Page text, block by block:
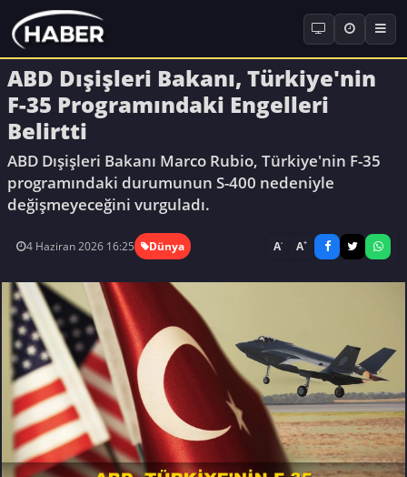
ABD Dışişleri Bakanı, Türkiye'nin
F-35 Programındaki Engelleri
Belirtti
ABD Dışişleri Bakanı Marco Rubio, Türkiye'nin F-35
programındaki durumunun S-400 nedeniyle
değişmeyeceğini vurguladı.
4 Haziran 2026 16:25 Dünya A- A+